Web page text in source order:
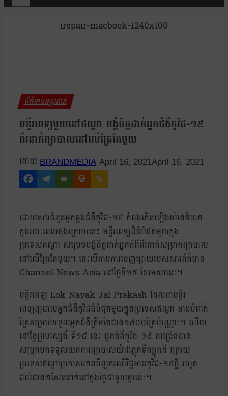
irepair-macbook-1240x100
ព័ត៌មានអន្តរជាតិ
មន្ទីរពេទ្យមួយនៅឥណ្ឌា បង្ខំចិត្តដាក់អ្នកជំងឺកូវីដ-១៩
ពីរនាក់ព្យាបាលនៅលើគ្រែតែមួយ
BRANDMEDIA April 16, 2021April 16, 2021
ដោយសារចំនួនអ្នកឆ្លងជំងឺកូវីដ-១៩ កំពុងកើនឡើងយ៉ាងគំហុក
ក្នុងរយៈពេលចុងក្រោយនេះ មន្ទីរពេទ្យដ៏ធំបំផុតមួយក្នុង
ប្រទេសឥណ្ឌា សម្រេចបង្ខំចិត្តដាក់អ្នកជំងឺពីរនាក់សម្រាកព្យាបាល
នៅលើគ្រែតែមួយ។ នេះបើតាមការចេញផ្សាយរបស់សារព័ត៌មាន
Channel News Asia នៅថ្ងៃទី១៥ ខែមេសានេះ។
មន្ទីរពេទ្យ Lok Nayak Jai Prakash ដែលជាមន្ទីរ
ពេទ្យព្យបាលអ្នកជំងឺកូវីដធំបំផុតមួយក្នុងប្រទេសឥណ្ឌា មានបំពាក់
គ្រែសម្រាប់ទទួលអ្នកជំងឺត្រឹមតែជាង១៥០០គ្រែប៉ុណ្ណោះ។ ហើយ
នៅថ្ងៃព្រហស្បតិ៍ ទី១៥ នេះ អ្នកជំងឺកូវីដ-១៩ ជាច្រើនបាន
សម្រុកមកទទួលយកការព្យាបាលយ៉ាងភ្លូកទឹកភ្លូកដី ក្រោយ
ប្រទេសឥណ្ឌាប្រកាសរកឃើញករណីវិជ្ជមានកូវីដ-១៩ថ្មី រហូត
ដល់ជាង២សែននាក់នៅក្នុងថ្ងៃជាមួយគ្នានេះ។